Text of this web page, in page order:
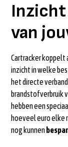
van
Cartracker koppelt
inzicht in welke
het directe
brandstofverbruik
hebben een
hoeveel euro elke
nog kunnen